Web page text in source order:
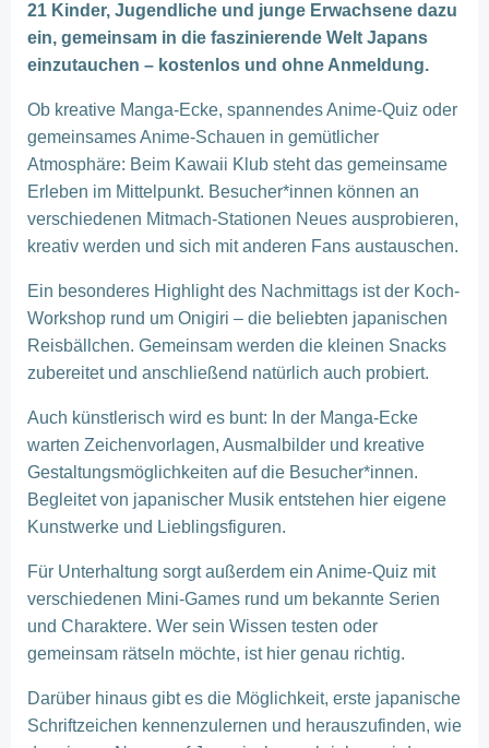
21 Kinder, Jugendliche und junge Erwachsene dazu
ein, gemeinsam in die faszinierende Welt Japans
einzutauchen – kostenlos und ohne Anmeldung.
Ob kreative Manga-Ecke, spannendes Anime-Quiz oder
gemeinsames Anime-Schauen in gemütlicher
Atmosphäre: Beim Kawaii Klub steht das gemeinsame
Erleben im Mittelpunkt. Besucher*innen können an
verschiedenen Mitmach-Stationen Neues ausprobieren,
kreativ werden und sich mit anderen Fans austauschen.
Ein besonderes Highlight des Nachmittags ist der Koch-
Workshop rund um Onigiri – die beliebten japanischen
Reisbällchen. Gemeinsam werden die kleinen Snacks
zubereitet und anschließend natürlich auch probiert.
Auch künstlerisch wird es bunt: In der Manga-Ecke
warten Zeichenvorlagen, Ausmalbilder und kreative
Gestaltungsmöglichkeiten auf die Besucher*innen.
Begleitet von japanischer Musik entstehen hier eigene
Kunstwerke und Lieblingsfiguren.
Für Unterhaltung sorgt außerdem ein Anime-Quiz mit
verschiedenen Mini-Games rund um bekannte Serien
und Charaktere. Wer sein Wissen testen oder
gemeinsam rätseln möchte, ist hier genau richtig.
Darüber hinaus gibt es die Möglichkeit, erste japanische
Schriftzeichen kennenzulernen und herauszufinden, wie